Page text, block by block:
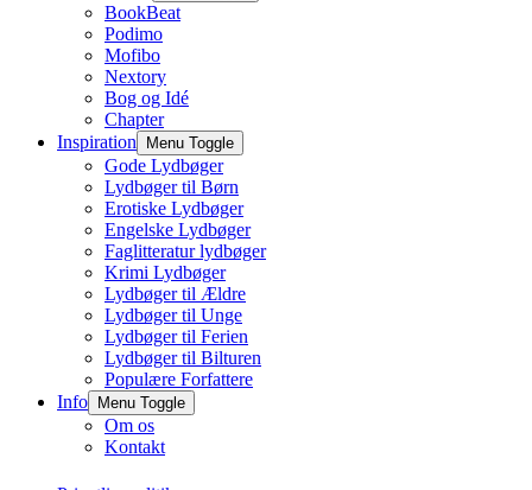
BookBeat
Podimo
Mofibo
Nextory
Bog og Idé
Chapter
Inspiration
Menu Toggle
Gode Lydbøger
Lydbøger til Børn
Erotiske Lydbøger
Engelske Lydbøger
Faglitteratur lydbøger
Krimi Lydbøger
Lydbøger til Ældre
Lydbøger til Unge
Lydbøger til Ferien
Lydbøger til Bilturen
Populære Forfattere
Info
Menu Toggle
Om os
Kontakt